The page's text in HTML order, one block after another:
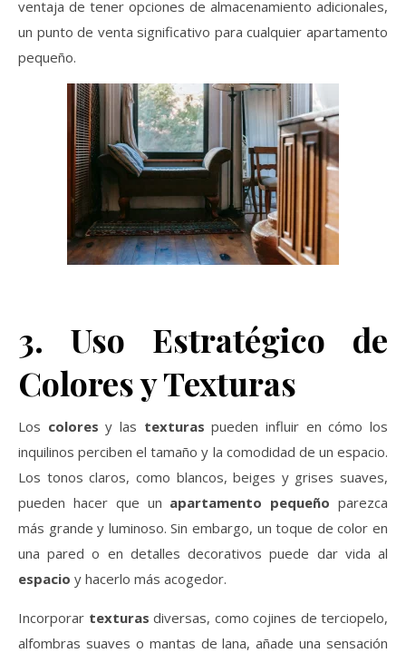
ventaja de tener opciones de almacenamiento adicionales,
un punto de venta significativo para cualquier apartamento
pequeño.
3. Uso Estratégico de
Colores y Texturas
Los colores y las texturas pueden influir en cómo los
inquilinos perciben el tamaño y la comodidad de un espacio.
Los tonos claros, como blancos, beiges y grises suaves,
pueden hacer que un apartamento pequeño parezca
más grande y luminoso. Sin embargo, un toque de color en
una pared o en detalles decorativos puede dar vida al
espacio y hacerlo más acogedor.
Incorporar texturas diversas, como cojines de terciopelo,
alfombras suaves o mantas de lana, añade una sensación